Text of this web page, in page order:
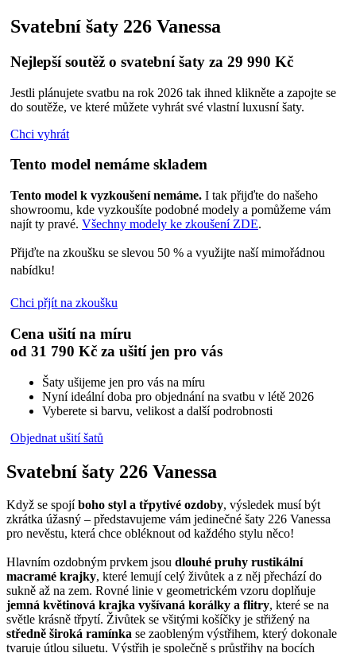
Svatební šaty 226 Vanessa
Nejlepší soutěž o svatební šaty za 29 990 Kč
Jestli plánujete svatbu na rok 2026 tak ihned klikněte a zapojte se
do soutěže, ve které můžete vyhrát své vlastní luxusní šaty.
Chci vyhrát
Tento model nemáme skladem
Tento model k vyzkoušení nemáme. I tak přijďte do našeho
showroomu, kde vyzkoušíte podobné modely a pomůžeme vám
najít ty pravé. Všechny modely ke zkoušení ZDE.
Přijďte na zkoušku se slevou 50 % a využijte naší mimořádnou
nabídku!
Chci přjít na zkoušku
Cena ušití na míru
od
31 790 Kč za ušití jen pro vás
Šaty ušijeme jen pro vás na míru
Nyní ideální doba pro objednání na svatbu v létě 2026
Vyberete si barvu, velikost a další podrobnosti
Objednat ušití šatů
Svatební šaty 226 Vanessa
Když se spojí boho styl a třpytivé ozdoby, výsledek musí být
zkrátka úžasný – představujeme vám jedinečné šaty 226 Vanessa
pro nevěstu, která chce obléknout od každého stylu něco!
Hlavním ozdobným prvkem jsou dlouhé pruhy rustikální
macramé krajky, které lemují celý živůtek a z něj přechází do
sukně až na zem. Rovné linie v geometrickém vzoru doplňuje
jemná květinová krajka vyšívaná korálky a flitry, které se na
světle krásně třpytí. Živůtek se všitými košíčky je střižený na
středně široká ramínka se zaobleným výstřihem, který dokonale
tvaruje útlou siluetu. Výstřih je společně s průstřihy na bocích